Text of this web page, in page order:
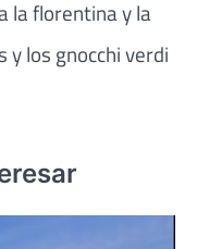
la florentina y la
y los gnocchi verdi